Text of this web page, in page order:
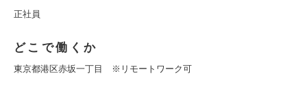
正社員
どこで働くか
東京都港区赤坂一丁目 ※リモートワーク可